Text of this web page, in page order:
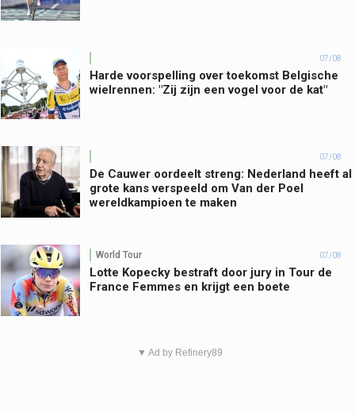
07/08
Harde voorspelling over toekomst Belgische
wielrennen: "Zij zijn een vogel voor de kat"
07/08
De Cauwer oordeelt streng: Nederland heeft al
grote kans verspeeld om Van der Poel
wereldkampioen te maken
World Tour 07/08
Lotte Kopecky bestraft door jury in Tour de
France Femmes en krijgt een boete
▼ Ad by Refinery89